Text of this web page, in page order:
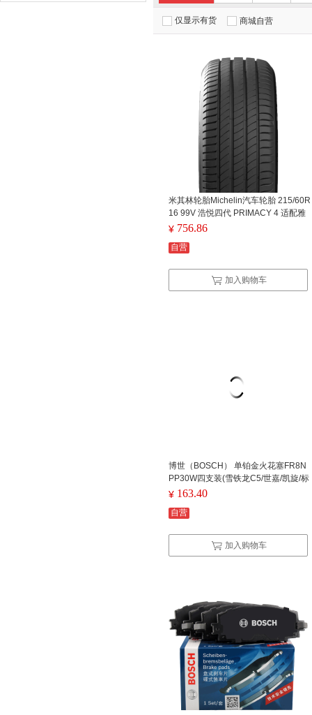
仅显示有货 商城自营
米其林轮胎Michelin汽车轮胎 215/60R
16 99V 浩悦四代 PRIMACY 4 适配雅
阁/凯美瑞/帕萨特（单位：个）
¥ 756.86
自营
加入购物车
博世（BOSCH） 单铂金火花塞FR8N
PP30W四支装(雪铁龙C5/世嘉/凯旋/标
致207/307/3008/408/508/丰田汉兰达)
¥ 163.40
自营
加入购物车